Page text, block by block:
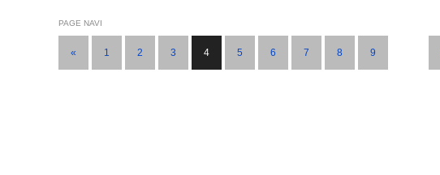
PAGE NAVI
« 1 2 3 4 5 6 7 8 9